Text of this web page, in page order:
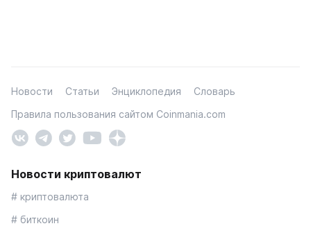
Новости Статьи Энциклопедия
Словарь
Правила пользования сайтом Coinmania.com
Новости криптовалют
# криптовалюта
# биткоин